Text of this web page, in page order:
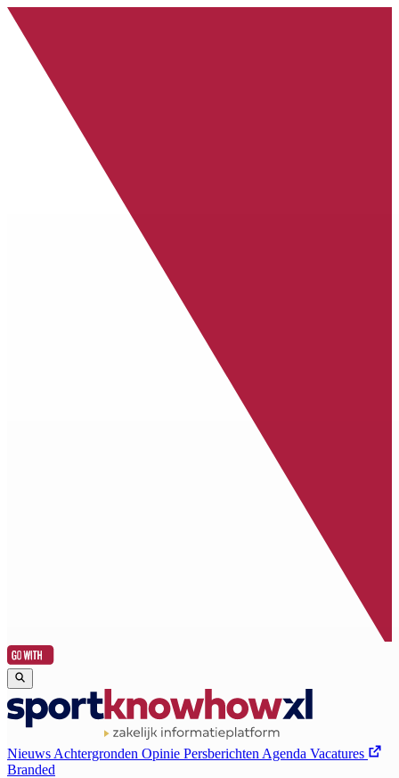
Nieuws Achtergronden Opinie Persberichten Agenda Vacatures
Branded